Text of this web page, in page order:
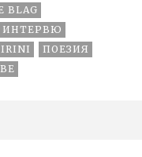
BLAG
ИНТЕРВЮ
ПОЕЗИЯ